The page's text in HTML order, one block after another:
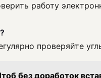
работу
проверяйте
без доработок